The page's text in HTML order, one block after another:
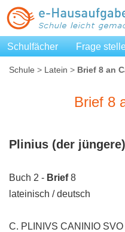
Schulfächer Frage
Schule > Latein > Brief 8 an
Brief 8
Plinius (der jüngere)
Buch 2 - Brief8
lateinisch / deutsch
C. PLINIVS CANINIO SVO